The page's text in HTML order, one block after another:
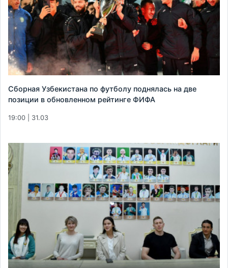
Сборная Узбекистана по футболу поднялась на две
позиции в обновленном рейтинге ФИФА
19:00 | 31.03